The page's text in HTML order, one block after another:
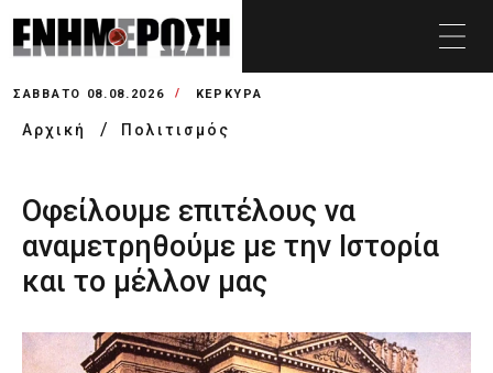
ΣΆΒΒΑΤΟ 08.08.2026 ΚΕΡΚΥΡΑ
Αρχική Πολιτισμός
Οφείλουμε επιτέλους να
αναμετρηθούμε με την Ιστορία
και το μέλλον μας